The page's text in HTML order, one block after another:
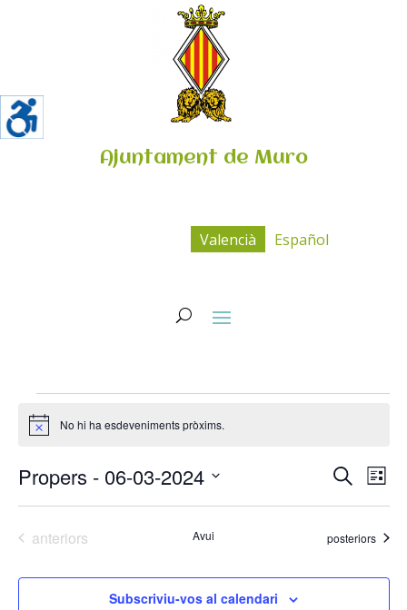
Ajuntament de Muro
Valencià Español
Esdeveniments
Avís No hi ha esdeveniments pròxims.
visual
cerca
Cerca
de
Llista
Propers - 06-03-2024
Selecciona
Esdeveniments
anteriors Avui Esdeveniments
posteriors
Subscriviu-vos al calendari